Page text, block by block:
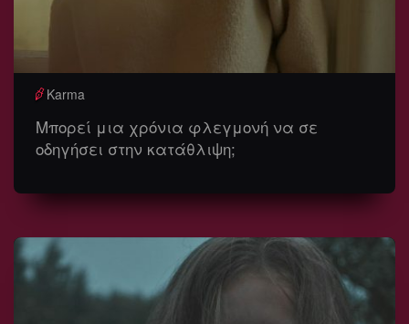
Karma
Μπορεί μια χρόνια φλεγμονή να σε
οδηγήσει στην κατάθλιψη;